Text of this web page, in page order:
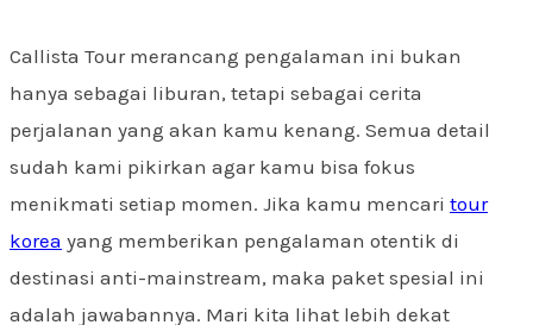
Callista Tour merancang pengalaman ini bukan
hanya sebagai liburan, tetapi sebagai cerita
perjalanan yang akan kamu kenang. Semua detail
sudah kami pikirkan agar kamu bisa fokus
menikmati setiap momen. Jika kamu mencari tour
korea yang memberikan pengalaman otentik di
destinasi anti-mainstream, maka paket spesial ini
adalah jawabannya. Mari kita lihat lebih dekat